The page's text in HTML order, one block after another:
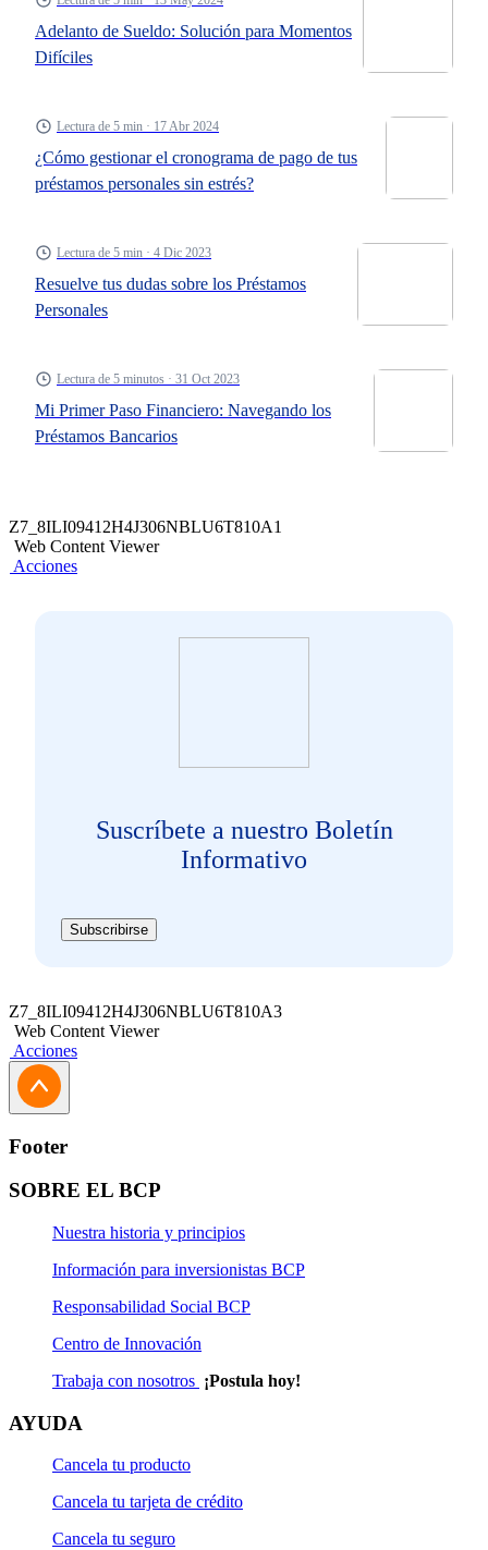
Adelanto de Sueldo: Solución para Momentos
Difíciles
¿Cómo gestionar el cronograma de pago de tus
préstamos personales sin estrés?
Lectura de 5 min · 17 Abr 2024
Resuelve tus dudas sobre los Préstamos
Personales
Lectura de 5 min · 4 Dic 2023
Mi Primer Paso Financiero: Navegando los
Préstamos Bancarios
Lectura de 5 minutos · 31 Oct 2023
Z7_8ILI09412H4J306NBLU6T810A1
Web Content Viewer
Acciones
Suscríbete a nuestro Boletín
Informativo
Subscribirse
Z7_8ILI09412H4J306NBLU6T810A3
Web Content Viewer
Acciones
Footer
SOBRE EL BCP
Nuestra historia y principios
Información para inversionistas BCP
Responsabilidad Social BCP
Centro de Innovación
Trabaja con nosotros ¡Postula hoy!
AYUDA
Cancela tu producto
Cancela tu tarjeta de crédito
Cancela tu seguro